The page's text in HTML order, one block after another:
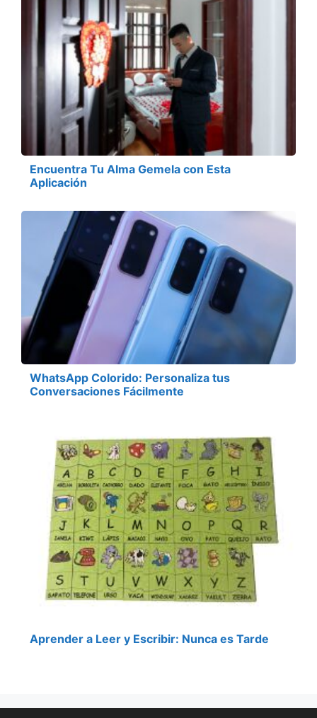
Encuentra Tu Alma Gemela con Esta
Aplicación
WhatsApp Colorido: Personaliza tus
Conversaciones Fácilmente
Aprender a Leer y Escribir: Nunca es Tarde